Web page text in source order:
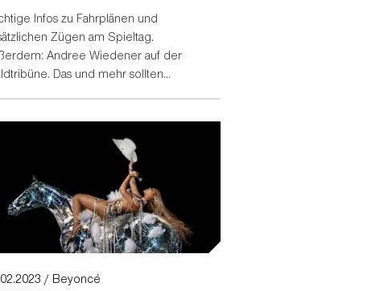
Infos zu Fahrplänen und
Zügen am Spieltag.
Andree Wiedener auf der
Das und mehr sollten
/ Beyoncé